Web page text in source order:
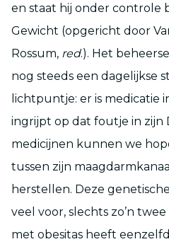
en staat hij onder controle
Gewicht (opgericht door
Rossum, red.). Het
nog steeds een dagelijkse
lichtpuntje: er is medicatie
ingrijpt op dat foutje in zijn
medicijnen kunnen we
tussen zijn
herstellen. Deze
veel voor, slechts zo’n
met obesitas heeft